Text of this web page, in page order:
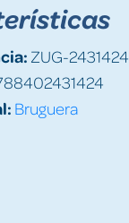
ZUG-2431424
Bruguera